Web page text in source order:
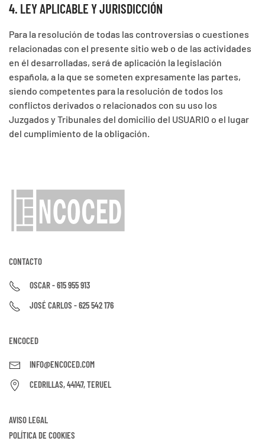
4. LEY APLICABLE Y JURISDICCIÓN
Para la resolución de todas las controversias o cuestiones
relacionadas con el presente sitio web o de las actividades
en él desarrolladas, será de aplicación la legislación
española, a la que se someten expresamente las partes,
siendo competentes para la resolución de todos los
conflictos derivados o relacionados con su uso los
Juzgados y Tribunales del domicilio del USUARIO o el lugar
del cumplimiento de la obligación.
CONTACTO
OSCAR - 615 955 913
JOSÉ CARLOS - 625 542 176
ENCOCED
INFO@ENCOCED.COM
CEDRILLAS, 44147, TERUEL
AVISO LEGAL
POLÍTICA DE COOKIES